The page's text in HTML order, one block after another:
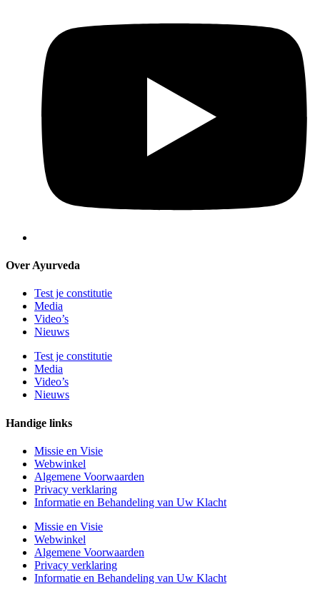
Over Ayurveda
Test je constitutie
Media
Video’s
Nieuws
Test je constitutie
Media
Video’s
Nieuws
Handige links
Missie en Visie
Webwinkel
Algemene Voorwaarden
Privacy verklaring
Informatie en Behandeling van Uw Klacht
Missie en Visie
Webwinkel
Algemene Voorwaarden
Privacy verklaring
Informatie en Behandeling van Uw Klacht